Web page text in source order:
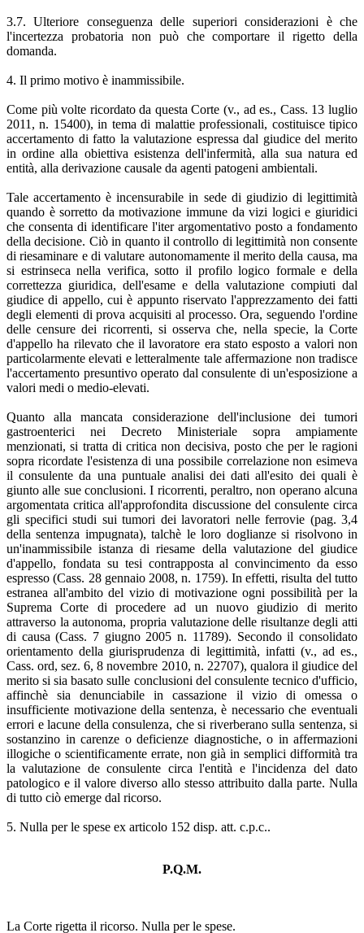
3.7. Ulteriore conseguenza delle superiori considerazioni è che
l'incertezza probatoria non può che comportare il rigetto della
domanda.
4. Il primo motivo è inammissibile.
Come più volte ricordato da questa Corte (v., ad es., Cass. 13 luglio
2011, n. 15400), in tema di malattie professionali, costituisce tipico
accertamento di fatto la valutazione espressa dal giudice del merito
in ordine alla obiettiva esistenza dell'infermità, alla sua natura ed
entità, alla derivazione causale da agenti patogeni ambientali.
Tale accertamento è incensurabile in sede di giudizio di legittimità
quando è sorretto da motivazione immune da vizi logici e giuridici
che consenta di identificare l'iter argomentativo posto a fondamento
della decisione. Ciò in quanto il controllo di legittimità non consente
di riesaminare e di valutare autonomamente il merito della causa, ma
si estrinseca nella verifica, sotto il profilo logico formale e della
correttezza giuridica, dell'esame e della valutazione compiuti dal
giudice di appello, cui è appunto riservato l'apprezzamento dei fatti
degli elementi di prova acquisiti al processo. Ora, seguendo l'ordine
delle censure dei ricorrenti, si osserva che, nella specie, la Corte
d'appello ha rilevato che il lavoratore era stato esposto a valori non
particolarmente elevati e letteralmente tale affermazione non tradisce
l'accertamento presuntivo operato dal consulente di un'esposizione a
valori medi o medio-elevati.
Quanto alla mancata considerazione dell'inclusione dei tumori
gastroenterici nei Decreto Ministeriale sopra ampiamente
menzionati, si tratta di critica non decisiva, posto che per le ragioni
sopra ricordate l'esistenza di una possibile correlazione non esimeva
il consulente da una puntuale analisi dei dati all'esito dei quali è
giunto alle sue conclusioni. I ricorrenti, peraltro, non operano alcuna
argomentata critica all'approfondita discussione del consulente circa
gli specifici studi sui tumori dei lavoratori nelle ferrovie (pag. 3,4
della sentenza impugnata), talchè le loro doglianze si risolvono in
un'inammissibile istanza di riesame della valutazione del giudice
d'appello, fondata su tesi contrapposta al convincimento da esso
espresso (Cass. 28 gennaio 2008, n. 1759). In effetti, risulta del tutto
estranea all'ambito del vizio di motivazione ogni possibilità per la
Suprema Corte di procedere ad un nuovo giudizio di merito
attraverso la autonoma, propria valutazione delle risultanze degli atti
di causa (Cass. 7 giugno 2005 n. 11789). Secondo il consolidato
orientamento della giurisprudenza di legittimità, infatti (v., ad es.,
Cass. ord, sez. 6, 8 novembre 2010, n. 22707), qualora il giudice del
merito si sia basato sulle conclusioni del consulente tecnico d'ufficio,
affinchè sia denunciabile in cassazione il vizio di omessa o
insufficiente motivazione della sentenza, è necessario che eventuali
errori e lacune della consulenza, che si riverberano sulla sentenza, si
sostanzino in carenze o deficienze diagnostiche, o in affermazioni
illogiche o scientificamente errate, non già in semplici difformità tra
la valutazione de consulente circa l'entità e l'incidenza del dato
patologico e il valore diverso allo stesso attribuito dalla parte. Nulla
di tutto ciò emerge dal ricorso.
5. Nulla per le spese ex articolo 152 disp. att. c.p.c..
P.Q.M.
La Corte rigetta il ricorso. Nulla per le spese.